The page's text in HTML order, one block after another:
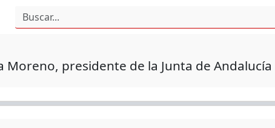
Moreno, presidente de la Junta de Andalucía